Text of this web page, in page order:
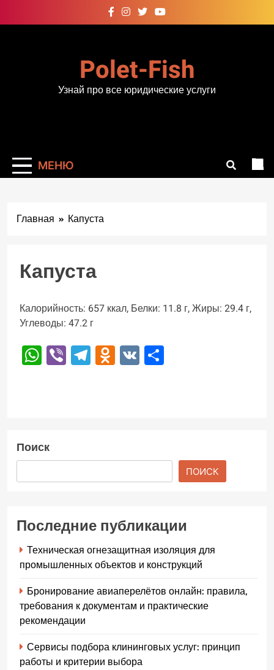
к
Polet-Fish
Узнай про все юридические услуги
МЕНЮ
Главная Капуста
Капуста
Калорийность: 657 ккал, Белки: 11.8 г, Жиры: 29.4 г,
Углеводы: 47.2 г
WhatsApp
ViberTelegram
Odnoklassniki
VK
Поиск
ПОИСК
Последние публикации
Техническая огнезащитная изоляция для
промышленных объектов и конструкций
Бронирование авиаперелётов онлайн: правила,
требования к документам и практические
рекомендации
Сервисы подбора клининговых услуг: принцип
работы и критерии выбора